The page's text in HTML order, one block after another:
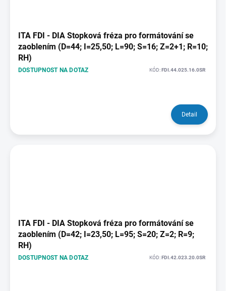
ITA FDI - DIA Stopková fréza pro formátování se
zaoblením (D=44; I=25,50; L=90; S=16; Z=2+1; R=10;
RH)
DOSTUPNOST NA DOTAZ KÓD:FDI.44.025.16.0SR
Detail
ITA FDI - DIA Stopková fréza pro formátování se
zaoblením (D=42; I=23,50; L=95; S=20; Z=2; R=9;
RH)
DOSTUPNOST NA DOTAZ KÓD:FDI.42.023.20.0SR